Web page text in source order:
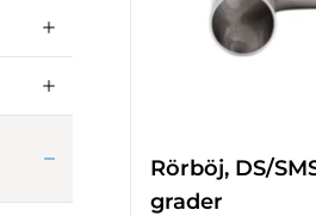
Rörböj, DS/
grader